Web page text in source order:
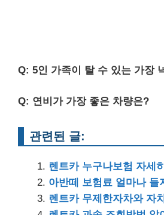
Q: 5인 가족이 탈 수 있는 가장
Q: 연비가 가장 좋은 차량은?
관련된 글:
렌트카 누구나보험 자세
아반떼 보험료 얼마나 들
렌트카 무제한자차와 자